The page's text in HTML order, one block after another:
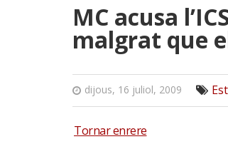
MC acusa
malgrat que
dijous, 16 juliol, 2009